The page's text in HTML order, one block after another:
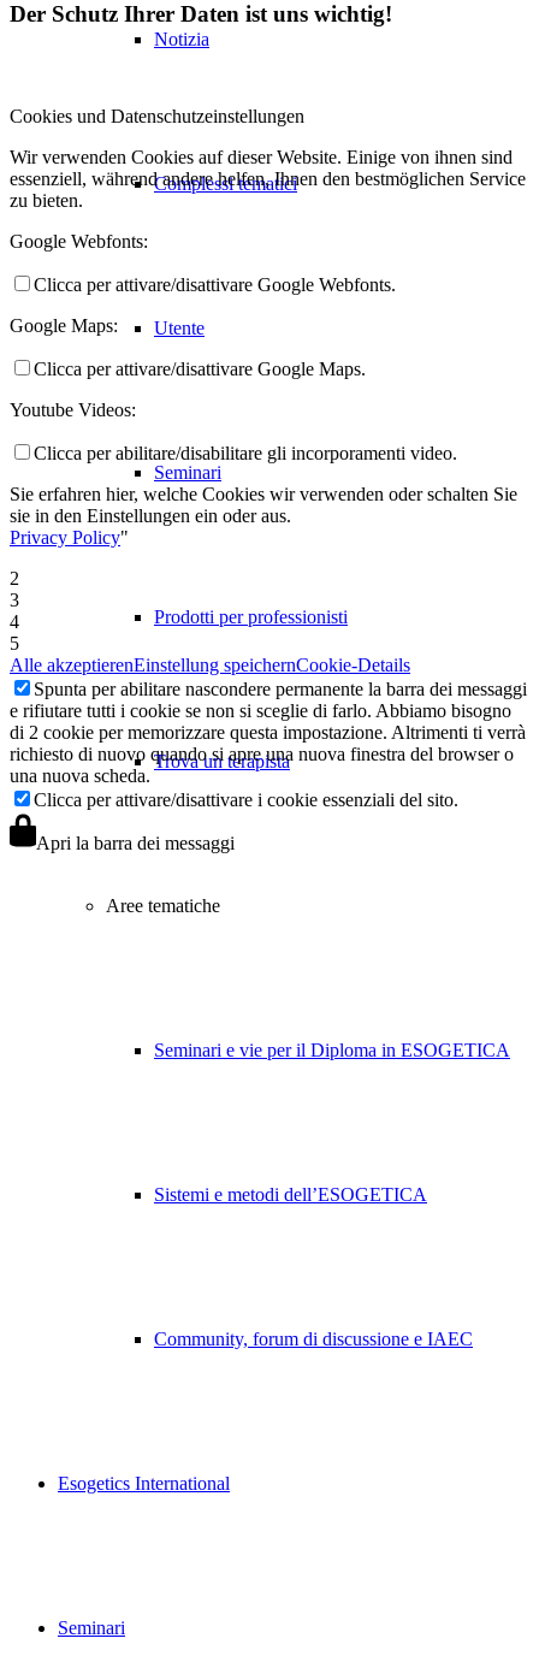
Notizia
Complessi tematici
Utente
Seminari
Prodotti per professionisti
Trova un terapista
Aree tematiche
Seminari e vie per il Diploma in ESOGETICA
Sistemi e metodi dell’ESOGETICA
Community, forum di discussione e IAEC
Esogetics International
Seminari
Der Schutz Ihrer Daten ist uns wichtig!
Cookies und Datenschutzeinstellungen
Wir verwenden Cookies auf dieser Website. Einige von ihnen sind
essenziell, während andere helfen, Ihnen den bestmöglichen Service
zu bieten.
Google Webfonts:
Clicca per attivare/disattivare Google Webfonts.
Google Maps:
Clicca per attivare/disattivare Google Maps.
Youtube Videos:
Clicca per abilitare/disabilitare gli incorporamenti video.
Sie erfahren hier, welche Cookies wir verwenden oder schalten Sie
sie in den Einstellungen ein oder aus.
Privacy Policy"
2
3
4
5
Alle akzeptierenEinstellung speichernCookie-Details
Spunta per abilitare nascondere permanente la barra dei messaggi
e rifiutare tutti i cookie se non si sceglie di farlo. Abbiamo bisogno
di 2 cookie per memorizzare questa impostazione. Altrimenti ti verrà
richiesto di nuovo quando si apre una nuova finestra del browser o
una nuova scheda.
Clicca per attivare/disattivare i cookie essenziali del sito.
Apri la barra dei messaggi